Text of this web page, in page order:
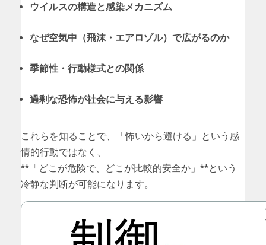
ウイルスの構造と感染メカニズム
なぜ空気中（飛沫・エアロゾル）で広がるのか
季節性・行動様式との関係
過剰な恐怖が社会に与える影響
これらを知ることで、「怖いから避ける」という感
情的行動ではなく、
**「どこが危険で、どこが比較的安全か」**という
冷静な判断が可能になります。